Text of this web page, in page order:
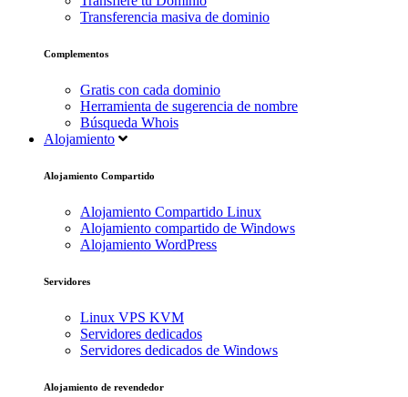
Transferencia masiva de dominio
Complementos
Gratis con cada dominio
Herramienta de sugerencia de nombre
Búsqueda Whois
Alojamiento
Alojamiento Compartido
Alojamiento Compartido Linux
Alojamiento compartido de Windows
Alojamiento WordPress
Servidores
Linux VPS KVM
Servidores dedicados
Servidores dedicados de Windows
Alojamiento de revendedor